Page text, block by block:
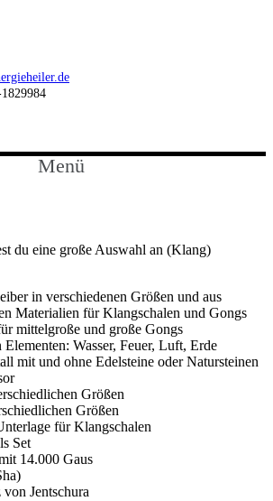
Menü
du eine große Auswahl an (Klang)
in verschiedenen Größen und aus
Materialien für Klangschalen und Gongs
mittelgroße und große Gongs
Wasser, Feuer, Luft, Erde
mit und ohne Edelsteine oder Natursteinen
Größen
Größen
für Klangschalen
Set
14.000 Gaus
von Jentschura